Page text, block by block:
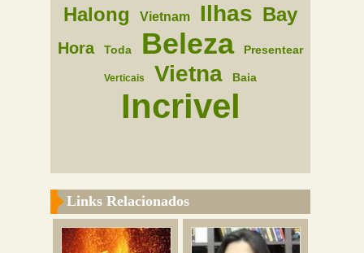
Halong Vietnam Ilhas Bay
Hora Toda Beleza Presentear
Verticais Vietna Baia
Incrivel
Links Relacionados